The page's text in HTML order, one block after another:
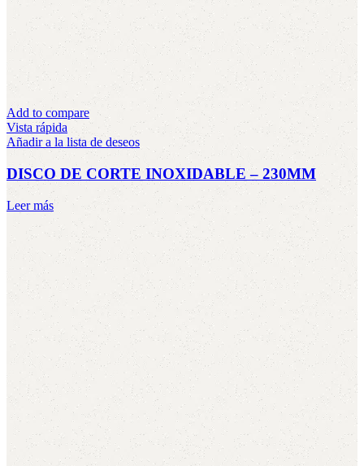
Add to compare
Vista rápida
Añadir a la lista de deseos
DISCO DE CORTE INOXIDABLE – 230MM
Leer más